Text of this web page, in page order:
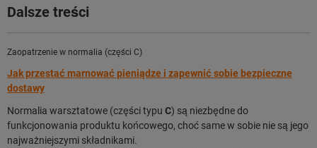
Dalsze treści
Zaopatrzenie w normalia (części C)
Jak przestać marnować pieniądze i zapewnić sobie bezpieczne
dostawy
Normalia warsztatowe (części typu C) są niezbędne do
funkcjonowania produktu końcowego, choć same w sobie nie są jego
najważniejszymi składnikami.